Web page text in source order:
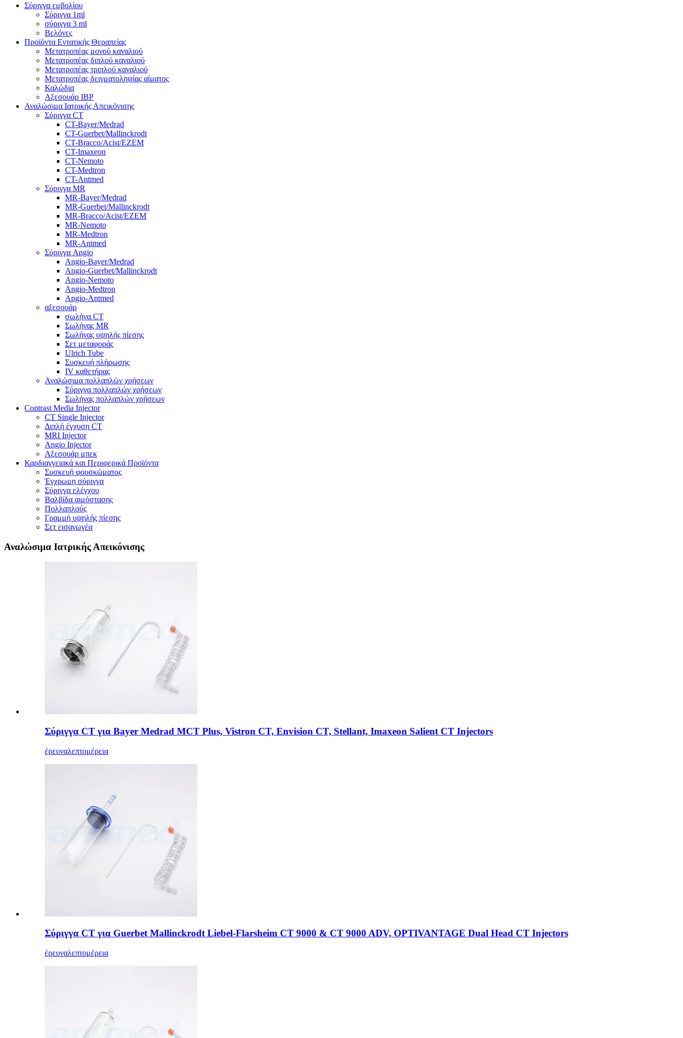
Σύριγγα εμβολίου
Σύριγγα 1ml
σύριγγα 3 ml
Βελόνες
Προϊόντα Εντατικής Θεραπείας
Μετατροπέας μονού καναλιού
Μετατροπέας διπλού καναλιού
Μετατροπέας τριπλού καναλιού
Μετατροπέας δειγματοληψίας αίματος
Καλώδια
Αξεσουάρ IBP
Αναλώσιμα Ιατρικής Απεικόνισης
Σύριγγα CT
CT-Bayer/Medrad
CT-Guerbet/Mallinckrodt
CT-Bracco/Acist/EZEM
CT-Imaxeon
CT-Nemoto
CT-Medtron
CT-Antmed
Σύριγγα MR
MR-Bayer/Medrad
MR-Guerbet/Mallinckrodt
MR-Bracco/Acist/EZEM
MR-Nemoto
MR-Medtron
MR-Antmed
Σύριγγα Angio
Angio-Bayer/Medrad
Angio-Guerbet/Mallinckrodt
Angio-Nemoto
Angio-Medtron
Angio-Antmed
αξεσουάρ
σωλήνα CT
Σωλήνας MR
Σωλήνας υψηλής πίεσης
Σετ μεταφοράς
Ulrich Tube
Συσκευή πλήρωσης
IV καθετήρας
Αναλώσιμα πολλαπλών χρήσεων
Σύριγγα πολλαπλών χρήσεων
Σωλήνας πολλαπλών χρήσεων
Contrast Media Injector
CT Single Injector
Διπλή έγχυση CT
MRI Injector
Angio Injector
Αξεσουάρ μπεκ
Καρδιαγγειακά και Περιφερικά Προϊόντα
Συσκευή φουσκώματος
Έγχρωμη σύριγγα
Σύριγγα ελέγχου
Βαλβίδα αιμόστασης
Πολλαπλούς
Γραμμή υψηλής πίεσης
Σετ εισαγωγέα
Αναλώσιμα Ιατρικής Απεικόνισης
Σύριγγα CT για Bayer Medrad MCT Plus, Vistron CT, Envision CT, Stellant, Imaxeon Salient CT Injectors
έρευναλεπτομέρεια
Σύριγγα CT για Guerbet Mallinckrodt Liebel-Flarsheim CT 9000 & CT 9000 ADV, OPTIVANTAGE Dual Head CT Injectors
έρευναλεπτομέρεια